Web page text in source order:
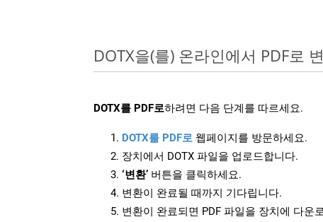
DOTX을(를) 온라인에서 PDF로
DOTX를 PDF로하려면 다음 단계를 따르세요.
DOTX를 PDF로 웹페이지를 방문하세요.
장치에서 DOTX 파일을 업로드합니다.
‘변환’ 버튼을 클릭하세요.
변환이 완료될 때까지 기다립니다.
변환이 완료되면 PDF 파일을 장치에 다운